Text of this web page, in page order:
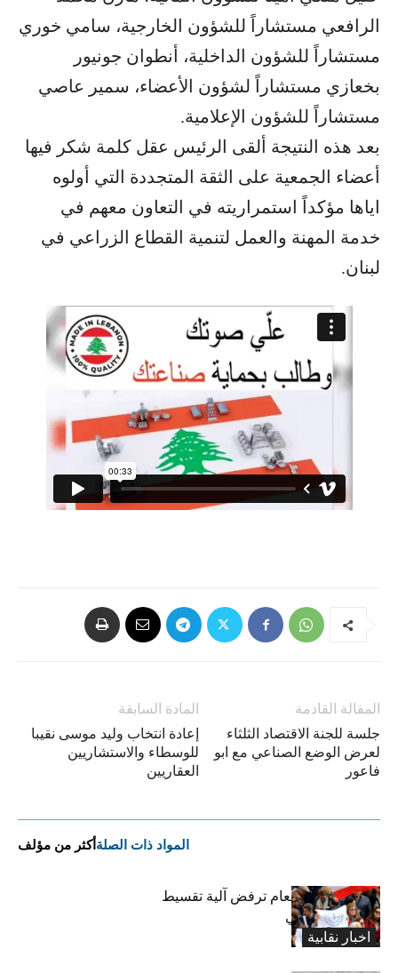
الرافعي مستشاراً للشؤون الخارجية، سامي خوري
مستشاراً للشؤون الداخلية، أنطوان جونيور
بخعازي مستشاراً لشؤون الأعضاء، سمير عاصي
مستشاراً للشؤون الإعلامية.
بعد هذه النتيجة ألقى الرئيس عقل كلمة شكر فيها
أعضاء الجمعية على الثقة المتجددة التي أولوه
اياها مؤكداً استمراريته في التعاون معهم في
خدمة المهنة والعمل لتنمية القطاع الزراعي في
لبنان.
المادة السابقة
إعادة انتخاب وليد موسى نقيبا
للوسطاء والاستشاريين
العقاريين
المقالة القادمة
جلسة للجنة الاقتصاد الثلثاء
لعرض الوضع الصناعي مع ابو
فاعور
المواد ذات الصلة أكثر من مؤلف
اخبار نقابية
روابط القطاع العام ترفض آلية تقسيط
المفعول الرجعي